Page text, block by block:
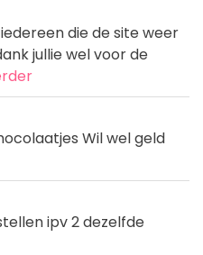
lijst
die de site weer
jullie wel voor de
Wil wel geld
ipv 2 dezelfde